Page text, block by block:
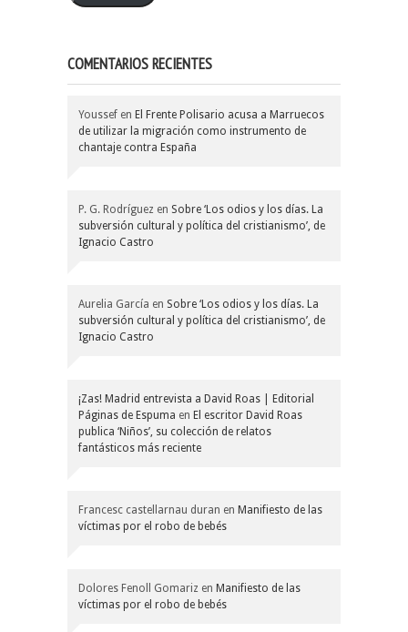
COMENTARIOS RECIENTES
Youssef en El Frente Polisario acusa a Marruecos
de utilizar la migración como instrumento de
chantaje contra España
P. G. Rodríguez en Sobre ‘Los odios y los días. La
subversión cultural y política del cristianismo’, de
Ignacio Castro
Aurelia García en Sobre ‘Los odios y los días. La
subversión cultural y política del cristianismo’, de
Ignacio Castro
¡Zas! Madrid entrevista a David Roas | Editorial
Páginas de Espuma en El escritor David Roas
publica ‘Niños’, su colección de relatos
fantásticos más reciente
Francesc castellarnau duran en Manifiesto de las
víctimas por el robo de bebés
Dolores Fenoll Gomariz en Manifiesto de las
víctimas por el robo de bebés